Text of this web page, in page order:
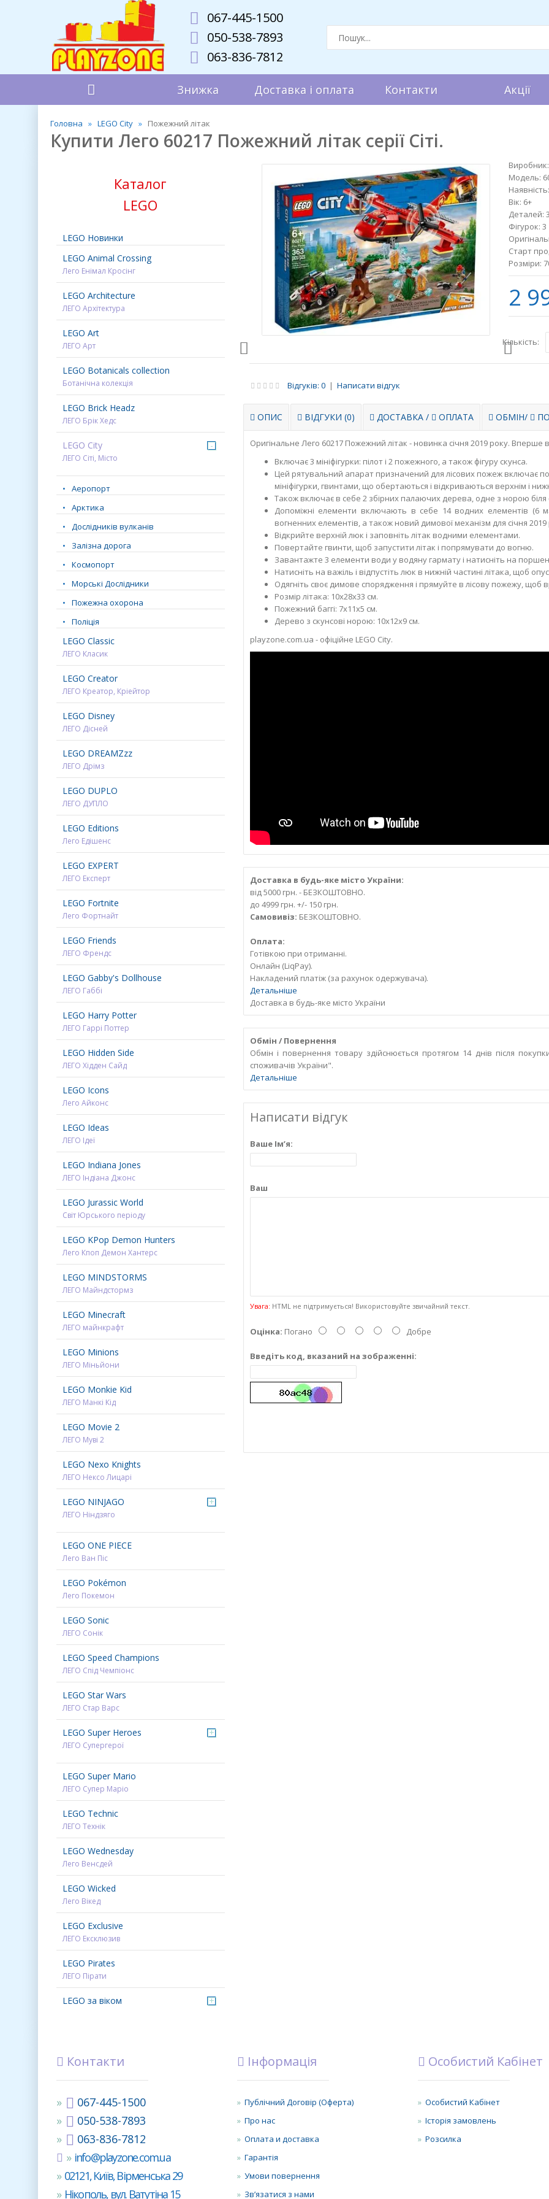
067-445-1500
050-538-7893
063-836-7812
Знижка Доставка і оплата Контакти Акції
Головна LEGO City Пожежний літак
Купити Лего 60217 Пожежний літак серії Сіті.
Каталог
LEGO
LEGO Новинки
LEGO Animal Crossing
Лего Енімал Кросінг
LEGO Architecture
ЛЕГО Архітектура
LEGO Art
ЛЕГО Арт
LEGO Botanicals collection
Ботанічна колекція
LEGO Brick Headz
ЛЕГО Брік Хедс
LEGO City
ЛЕГО Сіті, Місто
-
Аеропорт
Арктика
Дослідників вулканів
Залізна дорога
Космопорт
Морські Дослідники
Пожежна охорона
Поліція
LEGO Classic
ЛЕГО Класик
LEGO Creator
ЛЕГО Креатор, Кріейтор
LEGO Disney
ЛЕГО Дісней
LEGO DREAMZzz
ЛЕГО Дрімз
LEGO DUPLO
ЛЕГО ДУПЛО
LEGO Editions
Лего Едішенс
LEGO EXPERT
ЛЕГО Експерт
LEGO Fortnite
Лего Фортнайт
LEGO Friends
ЛЕГО Френдс
LEGO Gabby's Dollhouse
ЛЕГО Габбі
LEGO Harry Potter
ЛЕГО Гаррі Поттер
LEGO Hidden Side
ЛЕГО Хідден Сайд
LEGO Icons
Лего Айконс
LEGO Ideas
ЛЕГО Ідеї
LEGO Indiana Jones
ЛЕГО Індіана Джонс
LEGO Jurassic World
Світ Юрського періоду
LEGO KPop Demon Hunters
Лего Кпоп Демон Хантерс
LEGO MINDSTORMS
ЛЕГО Майндстормз
LEGO Minecraft
ЛЕГО майнкрафт
LEGO Minions
ЛЕГО Міньйони
LEGO Monkie Kid
ЛЕГО Манкі Кід
LEGO Movie 2
ЛЕГО Муві 2
LEGO Nexo Knights
ЛЕГО Нексо Лицарі
LEGO NINJAGO
ЛЕГО Ніндзяго
+
LEGO ONE PIECE
Лего Ван Піс
LEGO Pokémon
Лего Покемон
LEGO Sonic
ЛЕГО Сонік
LEGO Speed Champions
ЛЕГО Спід Чемпіонс
LEGO Star Wars
ЛЕГО Стар Варс
LEGO Super Heroes
ЛЕГО Супергерої
+
LEGO Super Mario
ЛЕГО Супер Маріо
LEGO Technic
ЛЕГО Технік
LEGO Wednesday
Лего Венсдей
LEGO Wicked
Лего Вікед
LEGO Exclusive
ЛЕГО Ексклюзив
LEGO Pirates
ЛЕГО Пірати
LEGO за віком +
Виробник:
Модель:
Наявність:
Вік: 6+
Деталей:
Фігурок: 3
Старт
Розміри:
2
Кількість:
Відгуків: 0| Написати відгук
ОПИС ВІДГУКИ (0) ДОСТАВКА/ ОПЛАТА ОБМІН/
Оригінальне Лего 60217 Пожежний літак - новинка січня 2019 року. Вперше
Включає 3 мініфігурки: пілот і 2 пожежного, а також фігуру скунса.
Цей рятувальний апарат призначений для лісових пожеж включає
мініфігурки, гвинтами, що обертаються і відкриваються верхнім і
Також включає в себе 2 збірних палаючих дерева, одне з норою
Допоміжні елементи включають в себе 14 водних елементів (6
вогненних елементів, а також новий димової механізм для січня
Відкрийте верхній люк і заповніть літак водними елементами.
Повертайте гвинти, щоб запустити літак і попрямувати до вогню.
Завантажте 3 елементи води у водяну гармату і натисніть на
Натисніть на важіль і відпустіть люк в нижній частині літака, щоб
Одягніть своє димове спорядження і прямуйте в лісову пожежу, щоб
Розмір літака: 10х28х33 см.
Пожежний баггі: 7х11х5 см.
Дерево з скунсові норою: 10х12х9 см.
playzone.com.ua - офіційне LEGO City.
Доставка в будь-яке місто України:
від 5000 грн. - БЕЗКОШТОВНО.
до 4999 грн. +/- 150 грн.
Самовивіз: БЕЗКОШТОВНО.
Оплата:
Готівкою при отриманні.
Онлайн (LiqPay).
Накладений платіж (за рахунок одержувача).
Детальніше
Доставка в будь-яке місто України
Обмін / Повернення
Обмін і повернення товару здійснюється протягом 14 днів після
споживачів України".
Детальніше
Написати відгук
Ваше Ім’я:
Ваш
Увага: HTML не підтримується! Використовуйте звичайний текст.
Оцінка: Погано Добре
Введіть код, вказаний на зображенні:
Контакти
067-445-1500
050-538-7893
063-836-7812
info@playzone.com.ua
02121, Київ, Вірменська 29
Нікополь, вул. Ватутіна 15
Інформація
Публічний Договір (Оферта)
Про нас
Оплата и доставка
Гарантія
Умови повернення
Зв’язатися з нами
Особистий Кабінет
Особистий Кабінет
Історія замовлень
Розсилка